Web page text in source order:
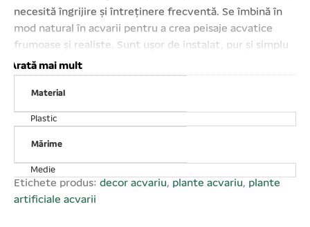
necesită îngrijire și întreținere frecventă. Se îmbină în
mod natural în acvarii pentru a crea peisaje acvatice
frumoase și realiste. Sunt ușor de instalat, pur și simplu
se îngroapă în baza de pietriș al acvariului. Fabricate în
siguranță, fără materiale plastice toxice, acestea nu
dăunează apei din acvariu. Plantele sunt ușor de spălat.
Înălțimea plantei – 5 cm. Disponibil amestecat din
diferite modele. Prețul afișat este per set!
Arată mai mult
Material
Plastic
Mărime
Medie
Etichete produs: decor acvariu, plante acvariu, plante
artificiale acvarii